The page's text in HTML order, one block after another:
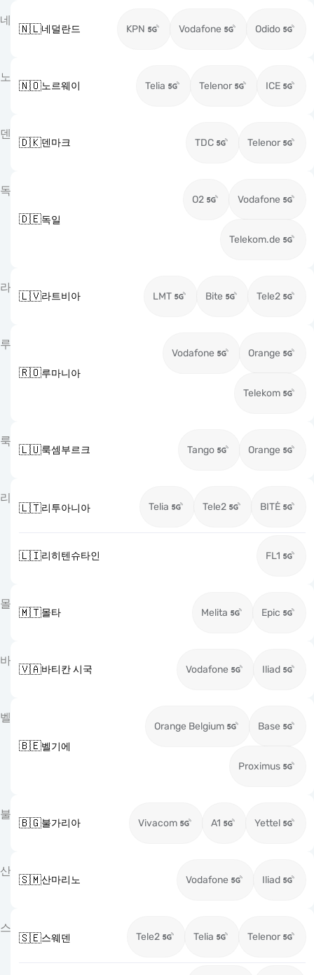
네
🇳🇱네덜란드 KPN Vodafone Odido
노
🇳🇴노르웨이 Telia Telenor ICE
덴
🇩🇰덴마크 TDC Telenor
독
🇩🇪독일
O2 Vodafone
Telekom.de
라
🇱🇻라트비아 LMT Bite Tele2
루
🇷🇴루마니아
Vodafone Orange
Telekom
룩
🇱🇺룩셈부르크 Tango Orange
리
🇱🇹리투아니아 Telia Tele2 BITĖ
🇱🇮리히텐슈타인 FL1
몰
🇲🇹몰타 Melita Epic
바
🇻🇦바티칸 시국 Vodafone Iliad
벨
🇧🇪벨기에
Orange Belgium Base
Proximus
불
🇧🇬불가리아 Vivacom A1 Yettel
산
🇸🇲산마리노 Vodafone Iliad
스
🇸🇪스웨덴 Tele2 Telia Telenor